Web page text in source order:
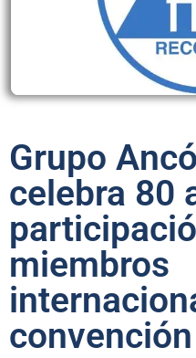
Grupo
celebra 80
miembros